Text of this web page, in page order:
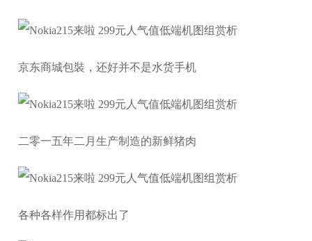
京东商城包裝，还好并不是水货手机
二零一五年二月生产制造的新鲜猪肉
各种各样作用都标出了